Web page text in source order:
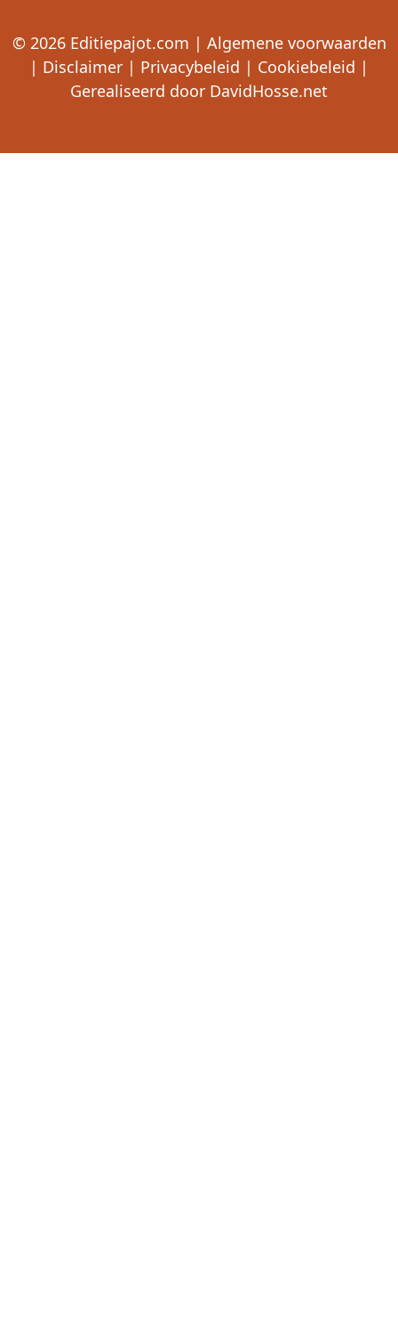
© 2026 Editiepajot.com | Algemene voorwaarden
| Disclaimer | Privacybeleid | Cookiebeleid |
Gerealiseerd door DavidHosse.net